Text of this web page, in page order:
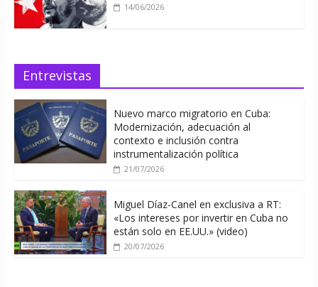
14/06/2026
Entrevistas
Nuevo marco migratorio en Cuba:
Modernización, adecuación al
contexto e inclusión contra
instrumentalización política
21/07/2026
Miguel Díaz-Canel en exclusiva a RT:
«Los intereses por invertir en Cuba no
están solo en EE.UU.» (video)
20/07/2026